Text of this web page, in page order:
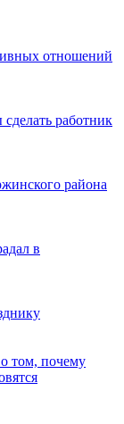
отношений
работник
района
в
том, почему